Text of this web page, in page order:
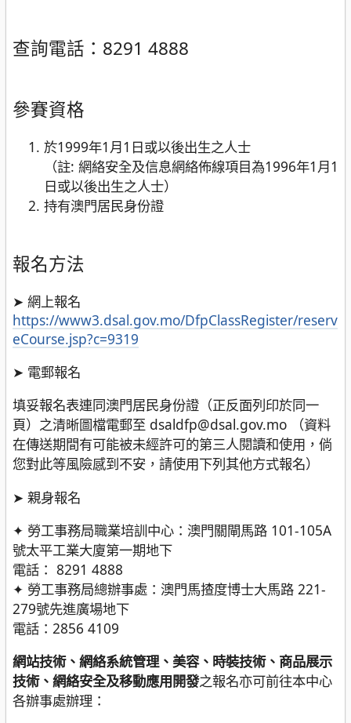
查詢電話：8291 4888
參賽資格
於1999年1月1日或以後出生之人士
（註: 網絡安全及信息網絡佈線項目為1996年1月1
日或以後出生之人士）
持有澳門居民身份證
報名方法
➤ 網上報名
https://www3.dsal.gov.mo/DfpClassRegister/reserv
eCourse.jsp?c=9319
➤ 電郵報名
填妥報名表連同澳門居民身份證（正反面列印於同一
頁）之清晰圖檔電郵至 dsaldfp@dsal.gov.mo （資料
在傳送期間有可能被未經許可的第三人閱讀和使用，倘
您對此等風險感到不安，請使用下列其他方式報名）
➤ 親身報名
✦ 勞工事務局職業培訓中心：澳門關閘馬路 101-105A
號太平工業大廈第一期地下
電話： 8291 4888
✦ 勞工事務局總辦事處：澳門馬揸度博士大馬路 221-
279號先進廣場地下
電話：2856 4109
網站技術、網絡系統管理、美容、時裝技術、商品展示
技術、網絡安全及移動應用開發之報名亦可前往本中心
各辦事處辦理：